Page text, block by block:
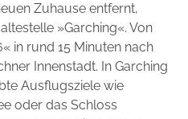
Zuhause entfernt,
»Garching«. Von
in rund 15 Minuten nach
Innenstadt. In Garching
Ausflugsziele wie
oder das Schloss